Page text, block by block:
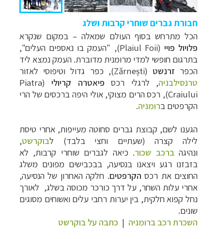
חבורת גברים שוחרי קרבות ושלג
הכל מתרחש בסוף העולם שמאלה – במקום שנקרא
פלויול פויי (
Plaiul Foii), "העמק בו נאספים העלים",
בתרגום חופשי למדי מרומנית מדוברת. העמק נמצא ליד
הכפר זרנשט (
Zărnești), כפר גדול וטיפוסי לאזור
טרנסילבניה, לרגלי רכס פיאטרה קריולי(
Piatra
Craiului), רכס הרים מצוקי, אולי היפה ברכסים של הרי
הקרפטים ברומניה.
הגענו לשם, קבוצת גברים סחוטה מעייפות, אחרי טיסת
לילה קצרה (שעתיים וחצי בלבד) לבוקרשט,
ונהיגהברכב שכור. כיאה לגברים שוחרי קרבות, לא
בזבזנו רגע ויצאנו בנסיעה, בבכבישים מפונים משלג
החוצים את רכס הקרפטים. חלקה האחרון של הנסיעה,
אחרי עלות השחר, על דרך כורכר מכוסה בשלג, לאורך
נחל קפוא חלקית, בין יערות רחבי עלים ואשוחים מסוגים
שונים.
השכרת רכב ברומניה | כתבה על בוקרשט